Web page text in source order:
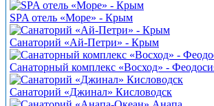
SPA отель «Море» - Крым
Санаторий «Ай-Петри» - Крым
Санаторный комплекс «Восход» -
Санаторий «Джинал» Кисловодск